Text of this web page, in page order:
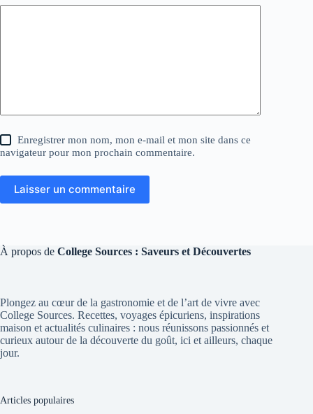
Enregistrer mon nom, mon e-mail et mon site dans ce
navigateur pour mon prochain commentaire.
Laisser un commentaire
À propos de College Sources : Saveurs et Découvertes
Plongez au cœur de la gastronomie et de l’art de vivre avec
College Sources. Recettes, voyages épicuriens, inspirations
maison et actualités culinaires : nous réunissons passionnés et
curieux autour de la découverte du goût, ici et ailleurs, chaque
jour.
Articles populaires